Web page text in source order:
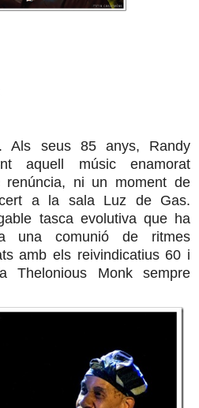
. Als seus 85 anys, Randy
aquell músic enamorat
ni un moment de
a la sala Luz de Gas.
tasca evolutiva que ha
comunió de ritmes
amb els reivindicatius 60 i
Thelonious Monk sempre